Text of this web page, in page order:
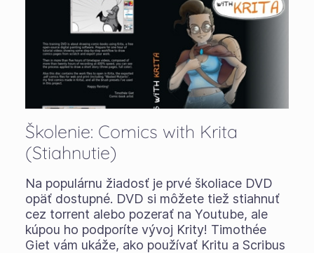
Školenie: Comics with Krita
(Stiahnutie)
Na populárnu žiadosť je prvé školiace DVD
opäť dostupné. DVD si môžete tiež stiahnuť
cez torrent alebo pozerať na Youtube, ale
kúpou ho podporíte vývoj Krity! Timothée
Giet vám ukáže, ako používať Kritu a Scribus